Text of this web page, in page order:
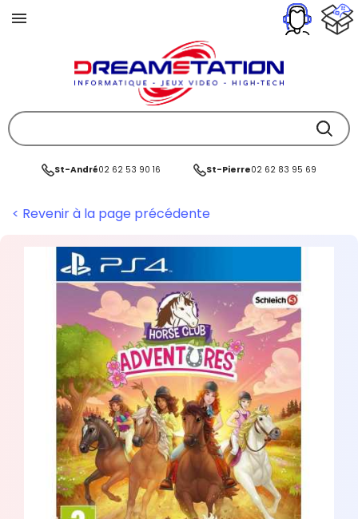
St-André02 62 53 90 16 St-Pierre02 62 83 95 69
< Revenir à la page précédente